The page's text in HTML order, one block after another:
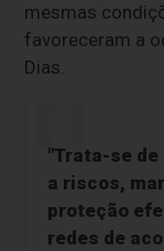
mesmas
favoreceram a
Dias.
"Trata-se
a riscos,
proteção
redes de